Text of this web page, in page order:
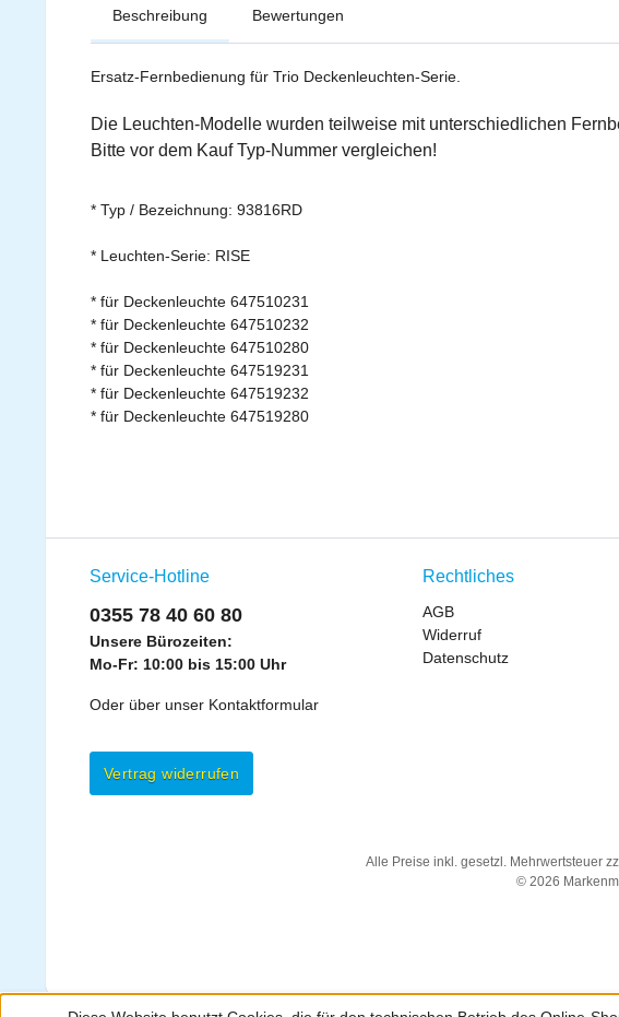
Beschreibung Bewertungen
Ersatz-Fernbedienung für Trio Deckenleuchten-Serie.
Die Leuchten-Modelle wurden teilweise mit unterschiedlichen
Bitte vor dem Kauf Typ-Nummer vergleichen!
* Typ / Bezeichnung: 93816RD
* Leuchten-Serie: RISE
* für Deckenleuchte 647510231
* für Deckenleuchte 647510232
* für Deckenleuchte 647510280
* für Deckenleuchte 647519231
* für Deckenleuchte 647519232
* für Deckenleuchte 647519280
Service-Hotline
0355 78 40 60 80
Unsere Bürozeiten:
Mo-Fr: 10:00 bis 15:00 Uhr
Oder über unser Kontaktformular
Vertrag widerrufen
Rechtliches
AGB
Widerruf
Datenschutz
Alle Preise inkl. gesetzl. Mehrwertsteuer
© 2026